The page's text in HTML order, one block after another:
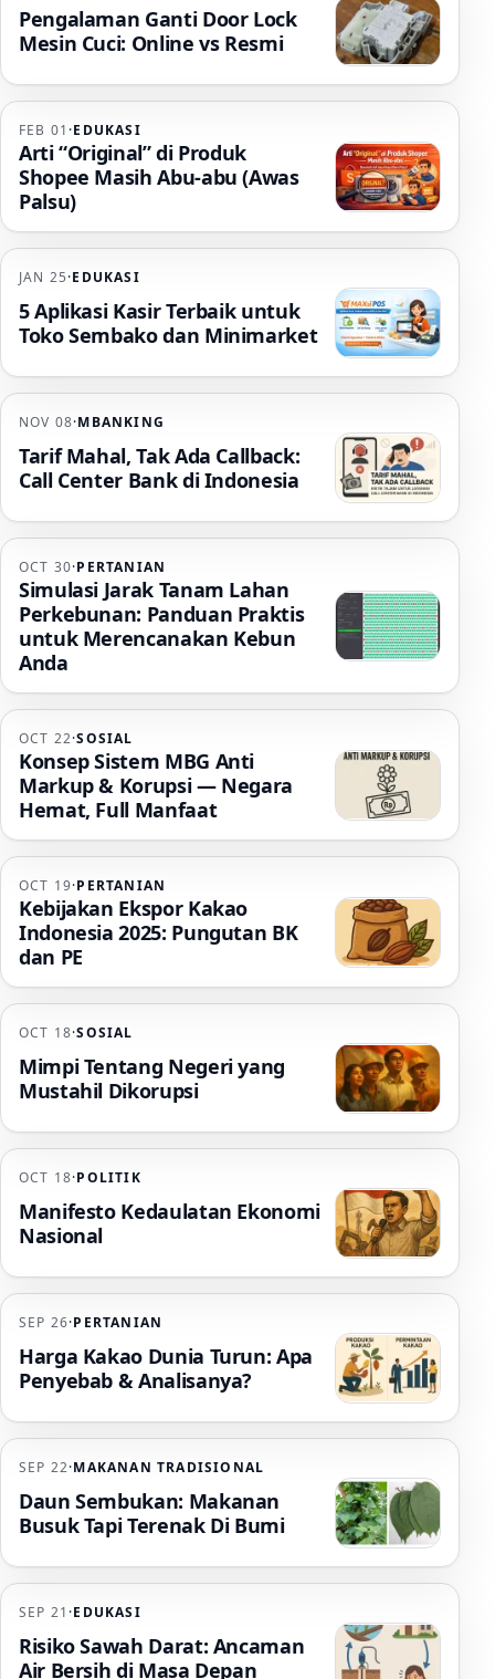
Pengalaman Ganti Door Lock
Mesin Cuci: Online vs Resmi
FEB 01 ·EDUKASI
Arti “Original” di Produk
Shopee Masih Abu-abu (Awas
Palsu)
JAN 25·EDUKASI
5 Aplikasi Kasir Terbaik untuk
Toko Sembako dan Minimarket
NOV 08·MBANKING
Tarif Mahal, Tak Ada Callback:
Call Center Bank di Indonesia
OCT 30·PERTANIAN
Simulasi Jarak Tanam Lahan
Perkebunan: Panduan Praktis
untuk Merencanakan Kebun
Anda
OCT 22·SOSIAL
Konsep Sistem MBG Anti
Markup & Korupsi — Negara
Hemat, Full Manfaat
OCT 19·PERTANIAN
Kebijakan Ekspor Kakao
Indonesia 2025: Pungutan BK
dan PE
OCT 18·SOSIAL
Mimpi Tentang Negeri yang
Mustahil Dikorupsi
OCT 18·POLITIK
Manifesto Kedaulatan Ekonomi
Nasional
SEP 26·PERTANIAN
Harga Kakao Dunia Turun: Apa
Penyebab & Analisanya?
SEP 22·MAKANAN TRADISIONAL
Daun Sembukan: Makanan
Busuk Tapi Terenak Di Bumi
SEP 21 ·EDUKASI
Risiko Sawah Darat: Ancaman
Air Bersih di Masa Depan